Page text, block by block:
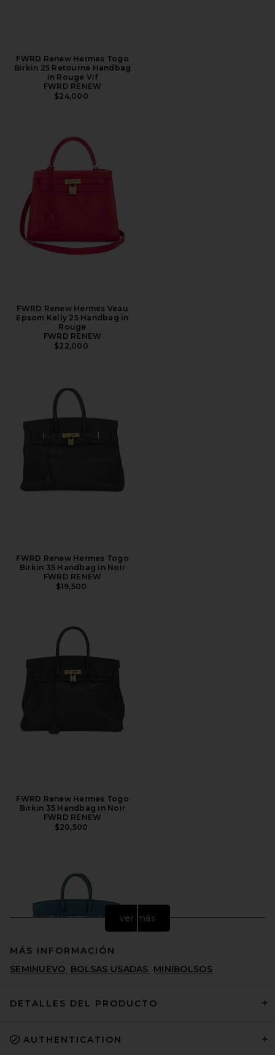
FWRD Renew Hermes Togo
Birkin 25 Retourne Handbag
in Rouge Vif
FWRD RENEW
$24,000
FWRD Renew Hermes Veau
Epsom Kelly 25 Handbag in
Rouge
FWRD RENEW
$22,000
FWRD Renew Hermes Togo
Birkin 35 Handbag in Noir
FWRD RENEW
$19,500
FWRD Renew Hermes Togo
Birkin 35 Handbag in Noir
FWRD RENEW
$20,500
FWRD Renew Hermes
ver más
MÁS INFORMACIÓN
SEMINUEVO BOLSAS USADAS MINIBOLSOS
DETALLES DEL PRODUCTO
AUTHENTICATION